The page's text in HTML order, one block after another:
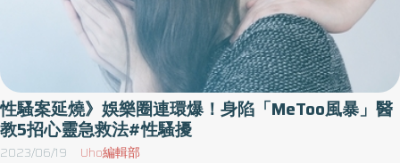
性騷案延燒》娛樂圈連環爆！身陷「MeToo風暴」醫
教5招心靈急救法#性騷擾
2023/06/19 Uho編輯部